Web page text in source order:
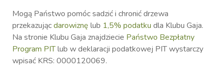
Mogą Państwo pomóc sadzić i chronić drzewa
przekazującdarowiznę lub 1,5% podatku dla Klubu Gaja.
Na stronie Klubu Gaja znajdziecie Państwo Bezpłatny
Program PITlub w deklaracji podatkowej PIT wystarczy
wpisać KRS: 0000120069.